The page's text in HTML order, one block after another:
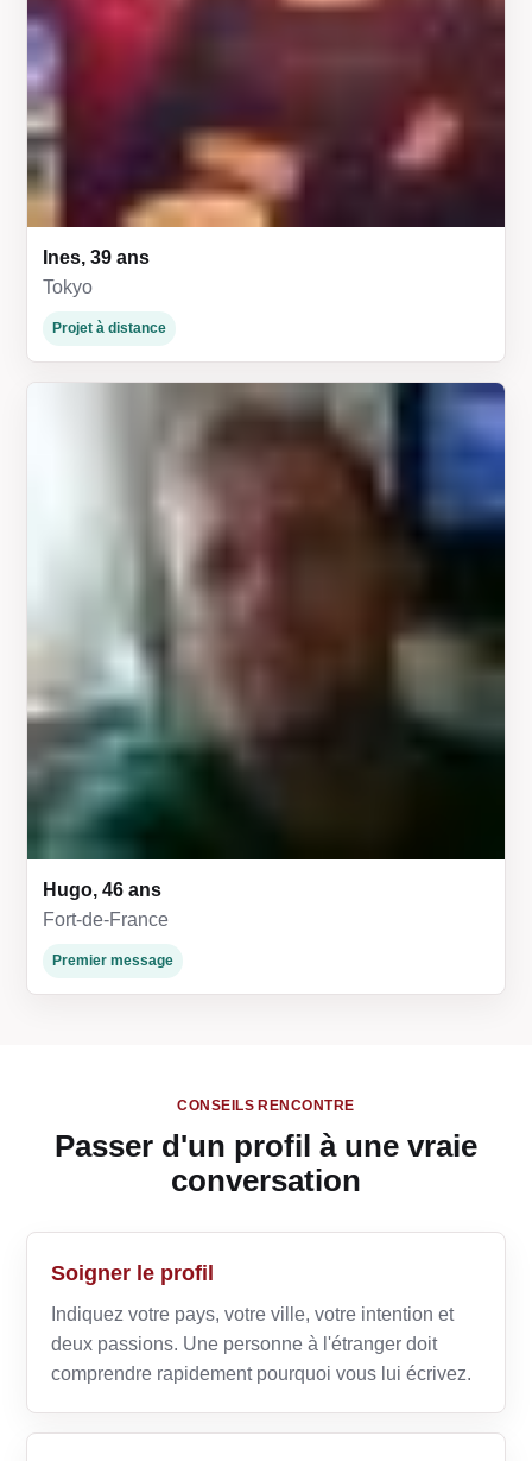
Ines, 39 ans
Tokyo
Projet à distance
Hugo, 46 ans
Fort-de-France
Premier message
CONSEILS RENCONTRE
Passer d'un profil à une vraie
conversation
Soigner le profil
Indiquez votre pays, votre ville, votre intention et
deux passions. Une personne à l'étranger doit
comprendre rapidement pourquoi vous lui écrivez.